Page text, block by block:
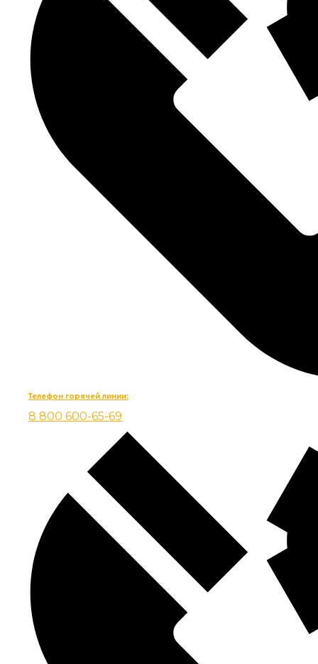
Телефон горячей линии:
8 800 600-65-69